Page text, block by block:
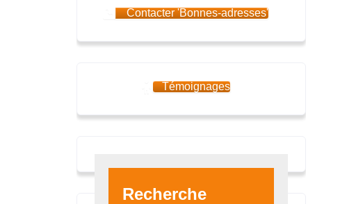
Contacter 'Bonnes-adresses'
Témoignages
Recherche